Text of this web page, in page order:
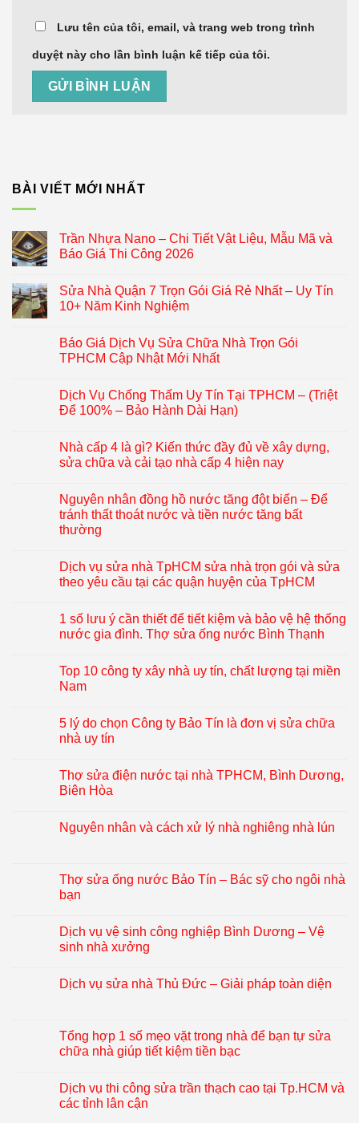
Lưu tên của tôi, email, và trang web trong trình
duyệt này cho lần bình luận kế tiếp của tôi.
BÀI VIẾT MỚI NHẤT
Trần Nhựa Nano – Chi Tiết Vật Liệu, Mẫu Mã và
Báo Giá Thi Công 2026
Sửa Nhà Quận 7 Trọn Gói Giá Rẻ Nhất – Uy Tín
10+ Năm Kinh Nghiệm
Báo Giá Dịch Vụ Sửa Chữa Nhà Trọn Gói
TPHCM Cập Nhật Mới Nhất
Dịch Vụ Chống Thấm Uy Tín Tại TPHCM – (Triệt
Để 100% – Bảo Hành Dài Hạn)
Nhà cấp 4 là gì? Kiến thức đầy đủ về xây dựng,
sửa chữa và cải tạo nhà cấp 4 hiện nay
Nguyên nhân đồng hồ nước tăng đột biến – Để
tránh thất thoát nước và tiền nước tăng bất
thường
Dịch vụ sửa nhà TpHCM sửa nhà trọn gói và sửa
theo yêu cầu tại các quận huyện của TpHCM
1 số lưu ý cần thiết để tiết kiệm và bảo vệ hệ thống
nước gia đình. Thợ sửa ống nước Bình Thạnh
Top 10 công ty xây nhà uy tín, chất lượng tại miền
Nam
5 lý do chọn Công ty Bảo Tín là đơn vị sửa chữa
nhà uy tín
Thợ sửa điện nước tại nhà TPHCM, Bình Dương,
Biên Hòa
Nguyên nhân và cách xử lý nhà nghiêng nhà lún
Thợ sửa ống nước Bảo Tín – Bác sỹ cho ngôi nhà
bạn
Dịch vụ vệ sinh công nghiệp Bình Dương – Vệ
sinh nhà xưởng
Dịch vụ sửa nhà Thủ Đức – Giải pháp toàn diện
Tổng hợp 1 số mẹo vặt trong nhà để bạn tự sửa
chữa nhà giúp tiết kiệm tiền bạc
Dịch vụ thi công sửa trần thạch cao tại Tp.HCM và
các tỉnh lân cận